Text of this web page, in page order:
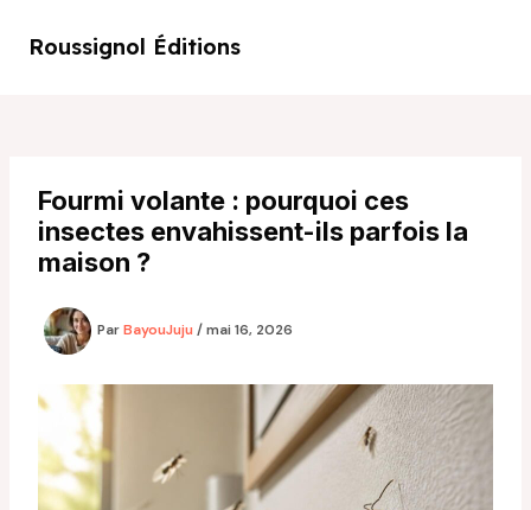
Roussignol Éditions
Fourmi volante : pourquoi ces
insectes envahissent-ils parfois la
maison ?
ParBayouJuju /mai 16, 2026